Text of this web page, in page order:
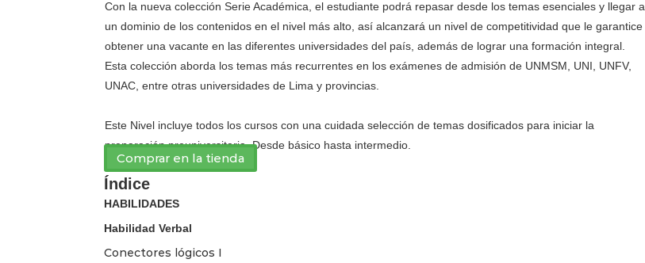
Con la nueva colección Serie Académica, el estudiante podrá repasar desde los temas esenciales y llegar a
un dominio de los contenidos en el nivel más alto, así alcanzará un nivel de competitividad que le garantice
obtener una vacante en las diferentes universidades del país, además de lograr una formación integral.
Esta colección aborda los temas más recurrentes en los exámenes de admisión de UNMSM, UNI, UNFV,
UNAC, entre otras universidades de Lima y provincias.
Este Nivel incluye todos los cursos con una cuidada selección de temas dosificados para iniciar la
preparación preuniversitaria. Desde básico hasta intermedio.
Comprar en la tienda
Índice
HABILIDADES
Habilidad Verbal
Conectores lógicos I